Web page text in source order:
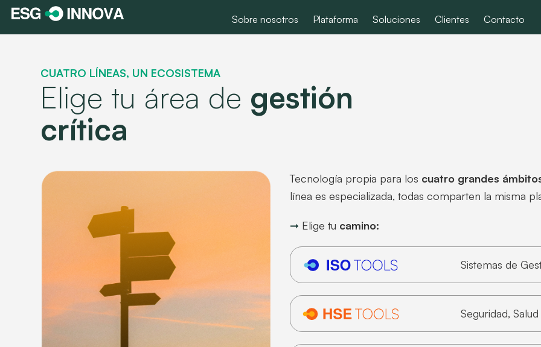
Sobre nosotros Plataforma Soluciones Clientes Contacto
CUATRO LÍNEAS, UN ECOSISTEMA
Elige tu área de gestión
crítica
Tecnología propia para los cuatro grandes
línea es especializada, todas comparten la misma
➞ Elige tu camino:
Sistemas de
Seguridad,